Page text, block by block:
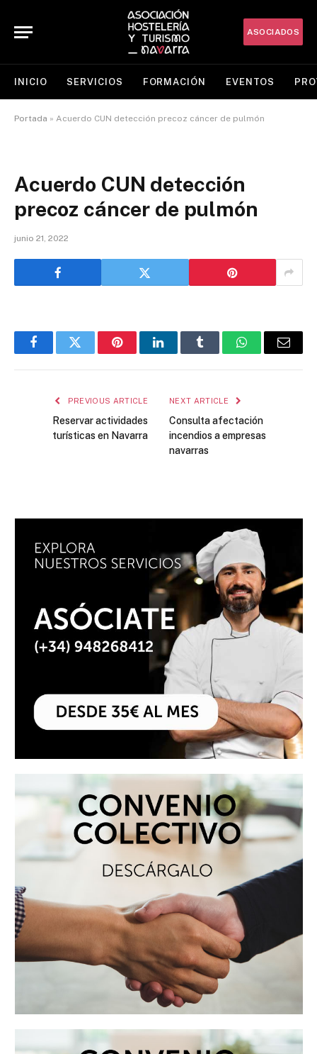
ASOCIADOS
INICIO SERVICIOS FORMACIÓN EVENTOS
Portada » Acuerdo CUN detección precoz cáncer de pulmón
Acuerdo CUN detección
precoz cáncer de pulmón
junio 21, 2022
FacebookTwitter PinterestLinkedInTumblr WhatsAppEmail
PREVIOUS ARTICLE
Reservar actividades
turísticas en Navarra
NEXT ARTICLE
Consulta afectación
incendios a empresas
navarras